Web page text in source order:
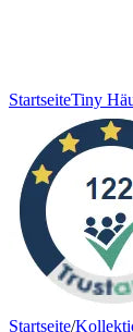
StartseiteTiny
Startseite/